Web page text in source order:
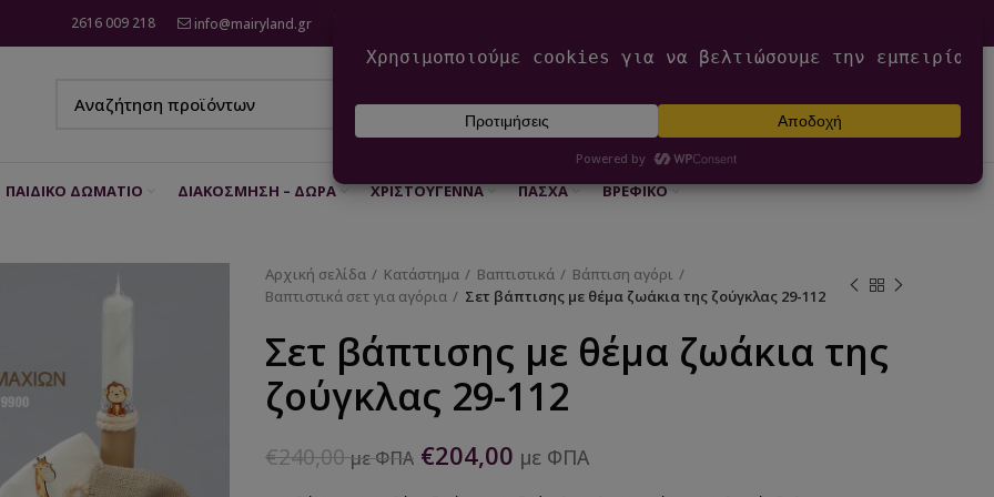
2616 009 218 info@mairyland.gr
ΕΊΣΟΔΟΣ / ΕΓΓΡΑΦΉ €0,00
ΠΑΙΔΙΚΌ ΔΩΜΆΤΙΟ ΔΙΑΚΌΣΜΗΣΗ – ΔΏΡΑ ΧΡΙΣΤΟΎΓΕΝΝΑ ΠΆΣΧΑ ΒΡΕΦΙΚΌ
Αρχική σελίδα Κατάστημα Βαπτιστικά
Βάπτιση αγόρι
Βαπτιστικά σετ για αγόρια
Σετ βάπτισης με θέμα ζωάκια της ζούγκλας 29-112
Σετ βάπτισης με θέμα ζωάκια της
ζούγκλας 29-112
€240,00 με ΦΠΑ €204,00 με ΦΠΑ